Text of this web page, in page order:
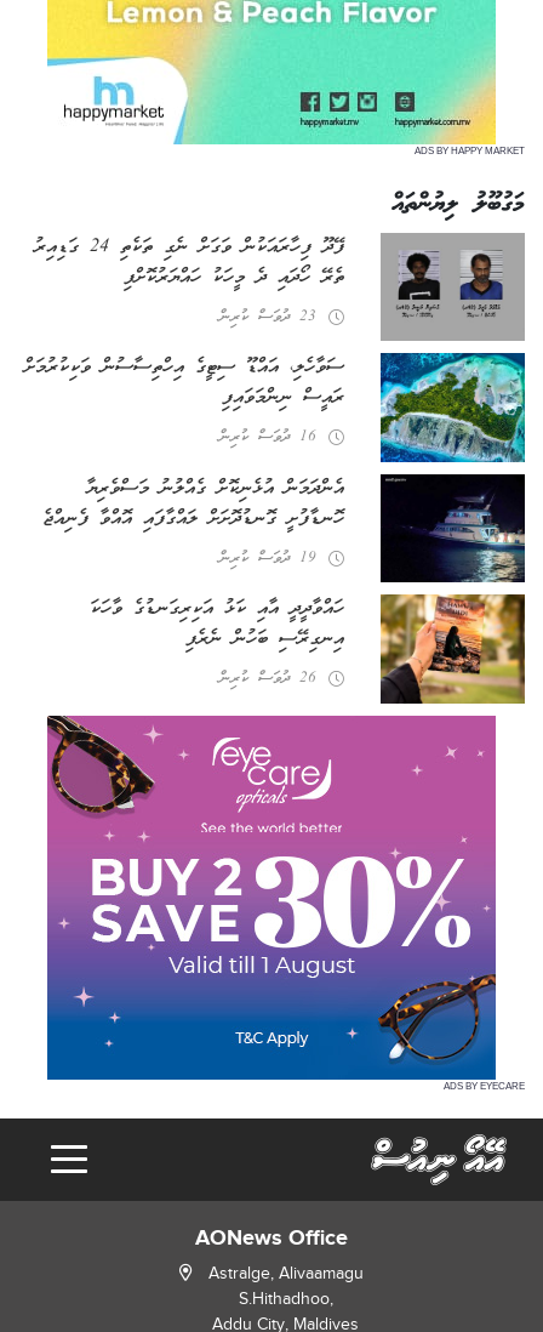
ADS BY HAPPY MARKET
މަގުބޫލު ލިޔުންތައް
ފޭދޫ ފިހާރައަކުން ވަގަށް ނެގި ތަކެތި 24 ގަޑިއިރު
ތެރޭ ހޯދައި ދެ މީހަކު ހައްޔަރުކޮށްފި
23 ދުވަސް ކުރިން
ސަވާހެލި، އައްޑޫ ސިޓީގެ އިހްތިސާސުން ވަކިކުރުމަށް
ރައީސް ނިންމަވައިފި
16 ދުވަސް ކުރިން
އެންދަމަން އުޅެނިކޮށް ގެއްލުނު މަސްވެރިޔާ
ހޮނޑާފުށީ ގޮނޑުދޮށަށް ލައްގާފައި އޮއްވާ ފެނިއްޖެ
19 ދުވަސް ކުރިން
ހައްވާދީދީ އާއި ކަޅު އަކިރިގަނޑުގެ ވާހަކަ
އިނގިރޭސި ބަހުން ނެރެފި
26 ދުވަސް ކުރިން
ADS BY EYECARE
AONews Office
Astralge, Alivaamagu
S.Hithadhoo,
Addu City, Maldives